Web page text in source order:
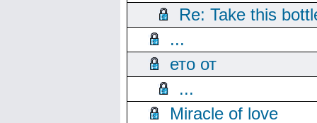
Re: Take this
...
ето от
...
Miracle of love